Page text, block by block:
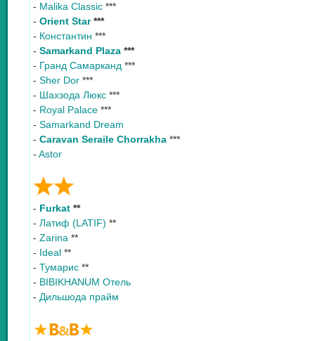
- Malika Classic***
- Orient Star***
- Константин ***
- Samarkand Plaza***
- Гранд Самарканд ***
- Sher Dor***
- Шахзода Люкс***
- Royal Palace ***
- Samarkand Dream
- Caravan Seraile Chorrakha***
- Astor
- Furkat**
- Латиф (LATIF) **
- Zarina **
- Ideal**
- Тумарис**
- BIBIKHANUM Отель
- Дильшода прайм